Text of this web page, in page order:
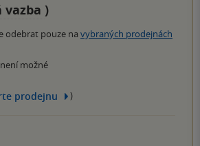
vazba )
odebrat pouze na vybraných prodejnách
možné
prodejnu )